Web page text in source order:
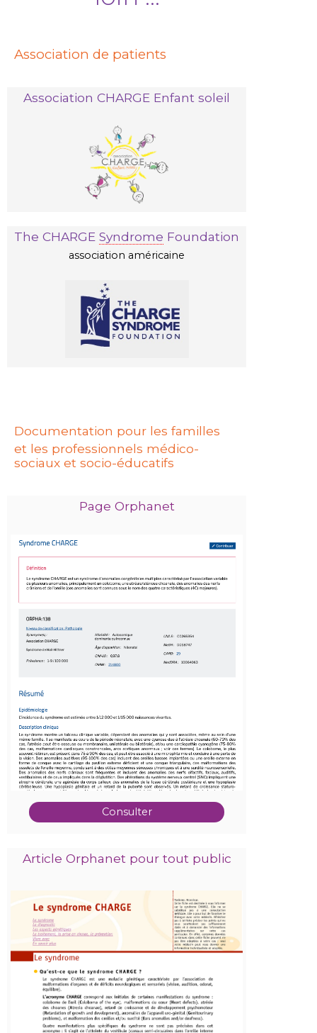
Association de patients
Association CHARGE Enfant soleil
The CHARGESyndrome Foundation
association américaine
Documentation pour les familles
et les professionnels médico-
sociaux et socio-éducatifs
Page Orphanet
Consulter
Article Orphanet pour tout public